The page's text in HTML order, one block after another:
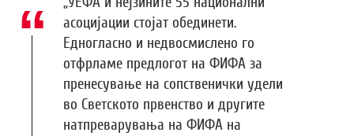
асоцијации стојат обединети.
Едногласно и недвосмислено го
отфрламе предлогот на ФИФА за
пренесување на сопственички удели
во Светското првенство и другите
натпреварувања на ФИФА на